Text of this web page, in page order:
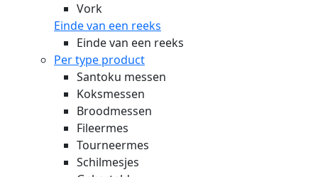
Vork
Einde van een reeks
Einde van een reeks
Per type product
Santoku messen
Koksmessen
Broodmessen
Fileermes
Tourneermes
Schilmesjes